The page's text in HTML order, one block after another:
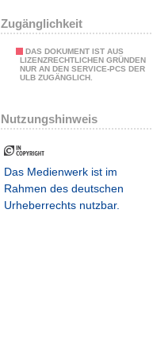
Zugänglichkeit
DAS DOKUMENT IST AUS
LIZENZRECHTLICHEN GRÜNDEN
NUR AN DEN SERVICE-PCS DER
ULB ZUGÄNGLICH.
Nutzungshinweis
Das Medienwerk ist im
Rahmen des deutschen
Urheberrechts nutzbar.